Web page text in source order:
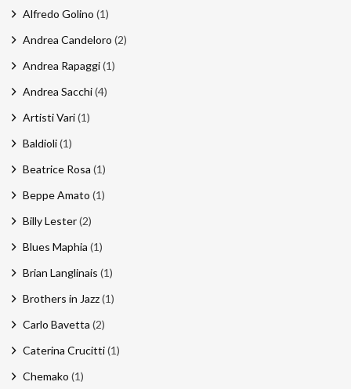
Alfredo Golino (1)
Andrea Candeloro (2)
Andrea Rapaggi(1)
Andrea Sacchi(4)
Artisti Vari(1)
Baldioli(1)
Beatrice Rosa (1)
Beppe Amato (1)
Billy Lester(2)
Blues Maphia (1)
Brian Langlinais (1)
Brothers in Jazz(1)
Carlo Bavetta (2)
Caterina Crucitti(1)
Chemako (1)